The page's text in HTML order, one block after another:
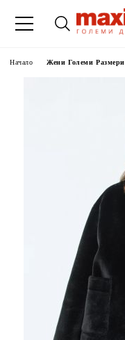
Начало Жени Големи Размери